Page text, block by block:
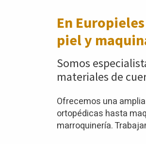
En
piel y
Somos
materiales de
Ofrecemos una
ortopédicas hasta
marroquinería.